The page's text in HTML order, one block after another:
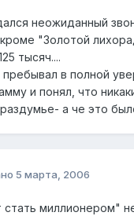
неожиданный
"Золотой
тысяч....
в полной
и понял, что
а че это
5 марта, 2006
стать миллионером"